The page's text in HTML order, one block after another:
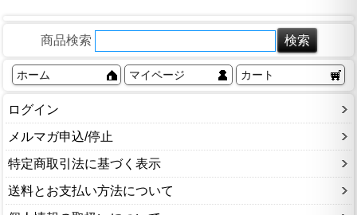
商品検索
ホーム マイページ カート
ログイン
メルマガ申込/停止
特定商取引法に基づく表示
送料とお支払い方法について